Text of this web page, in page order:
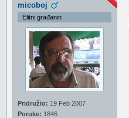
micoboj
Elitni građanin
Pridružio: 19 Feb 2007
Poruke: 1846